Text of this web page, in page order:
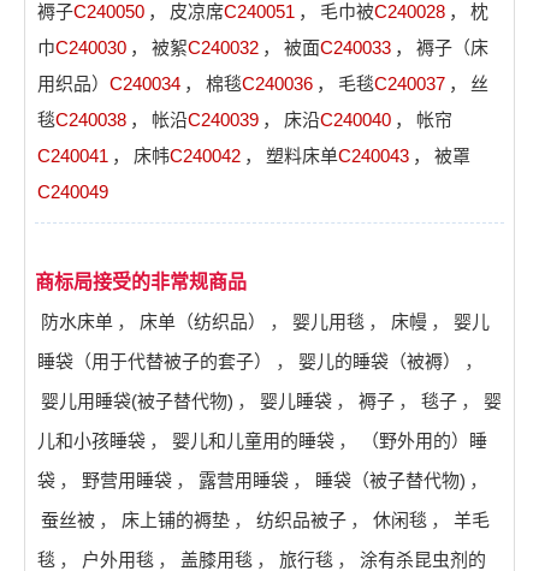
褥子C240050 ， 皮凉席C240051 ， 毛巾被C240028 ，
枕
巾C240030 ， 被絮C240032 ， 被面C240033 ，
褥子（床
用织品） C240034 ， 棉毯C240036 ， 毛毯C240037 ，
丝
毯C240038 ， 帐沿C240039 ， 床沿C240040 ，
帐帘
C240041 ， 床帏C240042 ， 塑料床单C240043 ，
被罩
C240049
商标局接受的非常规商品
防水床单 ， 床单（纺织品） ， 婴儿用毯 ， 床幔 ，
婴儿
睡袋（用于代替被子的套子）
， 婴儿的睡袋（被褥）
，
婴儿用睡袋(被子替代物) ， 婴儿睡袋 ， 褥子 ， 毯子 ，
婴
儿和小孩睡袋 ， 婴儿和儿童用的睡袋 ，
（野外用的）睡
袋 ， 野营用睡袋 ， 露营用睡袋 ， 睡袋（被子替代物) ，
蚕丝被 ， 床上铺的褥垫 ， 纺织品被子 ， 休闲毯 ，
羊毛
毯 ， 户外用毯 ， 盖膝用毯 ， 旅行毯 ，
涂有杀昆虫剂的